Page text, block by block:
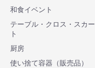
和食イベント
テーブル・クロス・スカー
ト
厨房
使い捨て容器（販売品）